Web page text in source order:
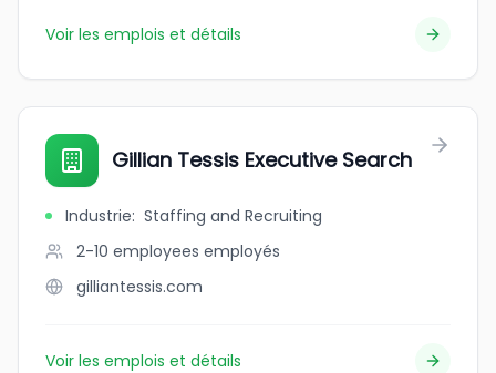
Voir les emplois et détails
Gillian Tessis Executive Search
Industrie: Staffing and Recruiting
2-10 employees employés
gilliantessis.com
Voir les emplois et détails